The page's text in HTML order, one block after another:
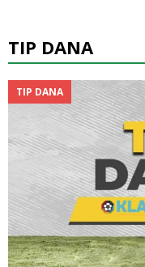
TIP DANA
TIP DANA